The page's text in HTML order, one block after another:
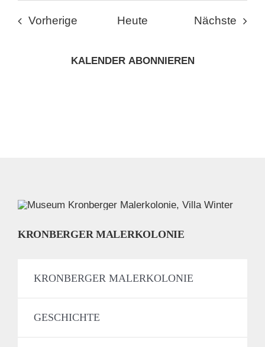
Vorherige Veranstaltungen
Heute Nächste
KALENDER ABONNIEREN
KRONBERGER MALERKOLONIE
KRONBERGER MALERKOLONIE
GESCHICHTE